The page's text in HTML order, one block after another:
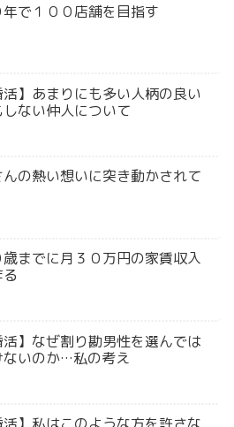
年で１００店舗を目指す
活】あまりにも多い人柄の良い
しない仲人について
んの熱い想いに突き動かされて
歳までに月３０万円の家賃収入
活】なぜ割り勘男性を選んでは
ないのか…私の考え